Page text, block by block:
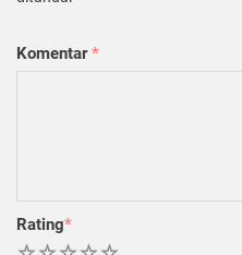
Komentar*
Rating*